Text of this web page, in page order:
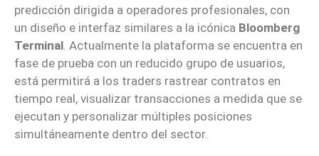
predicción dirigida a operadores profesionales, con
un diseño e interfaz similares a la icónica Bloomberg
Terminal . Actualmente la plataforma se encuentra en
fase de prueba con un reducido grupo de usuarios,
está permitirá a los traders rastrear contratos en
tiempo real, visualizar transacciones a medida que se
ejecutan y personalizar múltiples posiciones
simultáneamente dentro del sector.